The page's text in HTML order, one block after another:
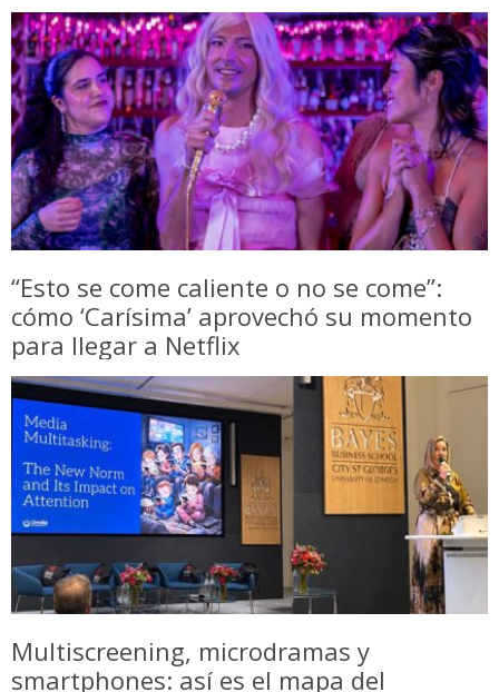
“Esto se come caliente o no se come”:
cómo ‘Carísima’ aprovechó su momento
para llegar a Netflix
Multiscreening, microdramas y
smartphones: así es el mapa del